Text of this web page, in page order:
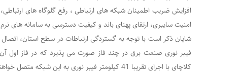
افزایش ضریب اطمینان شبکه های ارتباطی ، رفع گلوگاه های
امنیت سایبری، ارتقای پهنای باند و کیفیت دسترسی به سامانه های نرم
شایان ذکر است با توجه به گستردگی ارتباطات در سطح استان، اتصال
فیبر نوری صنعت برق در چند فاز صورت می پذیرد که در فاز اول آن
کلاچای با اجرای تقریبا 41 کیلومتر فیبر نوری به این شبکه متصل خواهند شد.